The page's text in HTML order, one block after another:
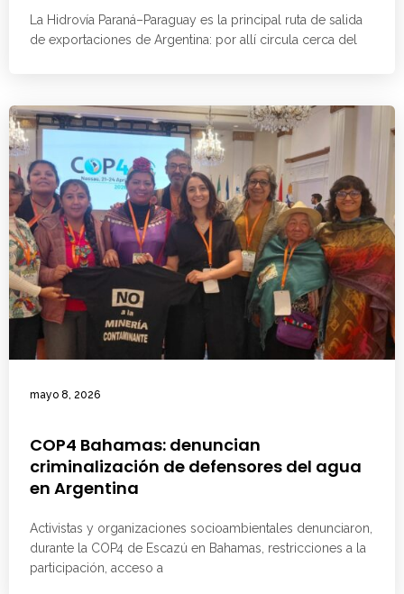
La Hidrovía Paraná–Paraguay es la principal ruta de salida
de exportaciones de Argentina: por allí circula cerca del
mayo 8, 2026
COP4 Bahamas: denuncian
criminalización de defensores del agua
en Argentina
Activistas y organizaciones socioambientales denunciaron,
durante la COP4 de Escazú en Bahamas, restricciones a la
participación, acceso a